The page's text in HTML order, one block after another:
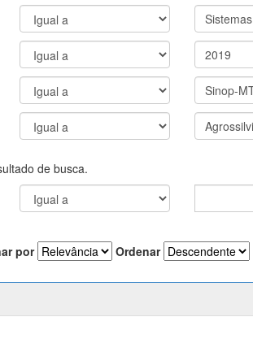
de busca.
por Ordenar